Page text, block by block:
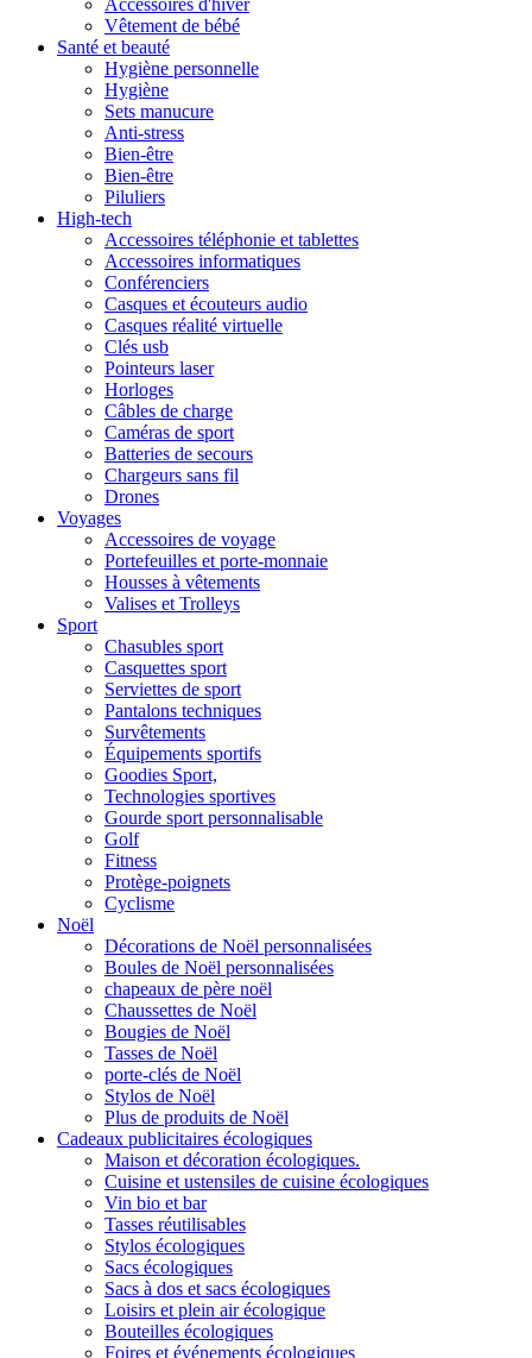
Vêtement de bébé
Santé et beauté
Hygiène personnelle
Hygiène
Sets manucure
Anti-stress
Bien-être
Bien-être
Piluliers
High-tech
Accessoires téléphonie et tablettes
Accessoires informatiques
Conférenciers
Casques et écouteurs audio
Casques réalité virtuelle
Clés usb
Pointeurs laser
Horloges
Câbles de charge
Caméras de sport
Batteries de secours
Chargeurs sans fil
Drones
Voyages
Accessoires de voyage
Portefeuilles et porte-monnaie
Housses à vêtements
Valises et Trolleys
Sport
Chasubles sport
Casquettes sport
Serviettes de sport
Pantalons techniques
Survêtements
Équipements sportifs
Goodies Sport,
Technologies sportives
Gourde sport personnalisable
Golf
Fitness
Protège-poignets
Cyclisme
Noël
Décorations de Noël personnalisées
Boules de Noël personnalisées
chapeaux de père noël
Chaussettes de Noël
Bougies de Noël
Tasses de Noël
porte-clés de Noël
Stylos de Noël
Plus de produits de Noël
Cadeaux publicitaires écologiques
Maison et décoration écologiques.
Cuisine et ustensiles de cuisine écologiques
Vin bio et bar
Tasses réutilisables
Stylos écologiques
Sacs écologiques
Sacs à dos et sacs écologiques
Loisirs et plein air écologique
Bouteilles écologiques
Foires et événements écologiques